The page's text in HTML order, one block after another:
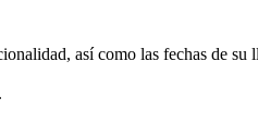
así como las fechas de su